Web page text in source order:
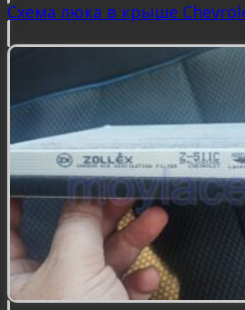
Схема люка в крыше